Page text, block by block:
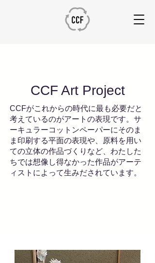
CCF Art Project
CCFがこれからの時代に最も必要だと
考えているのがアートの表現です。サ
ーキュラーコットンペーパーにそのま
ま印刷する平面の表現や、原料を用い
ての立体の作品づくりなど、わたした
ちでは想像し得なかった作品がアーテ
ィストによって生みだされています。